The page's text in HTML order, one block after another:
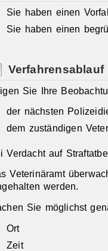
Sie haben einen
Sie haben einen
Verfahrensablauf
Sie Ihre
der nächsten
dem zuständigen
Verdacht auf
Veterinäramt
werden.
Sie möglichst
Ort
Zeit